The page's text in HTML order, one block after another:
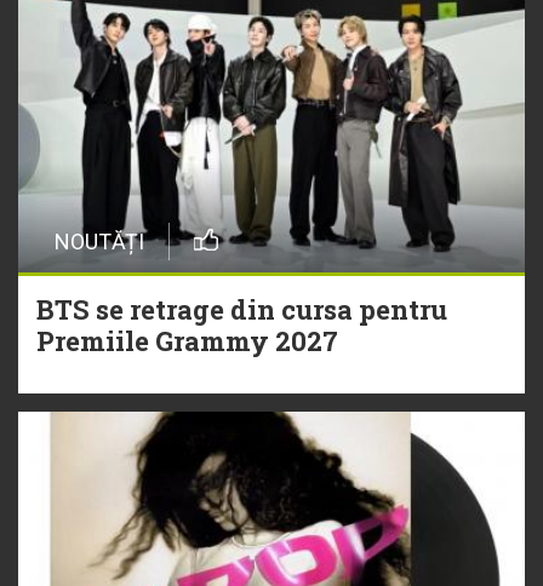
NOUTĂȚI
BTS se retrage din cursa pentru
Premiile Grammy 2027